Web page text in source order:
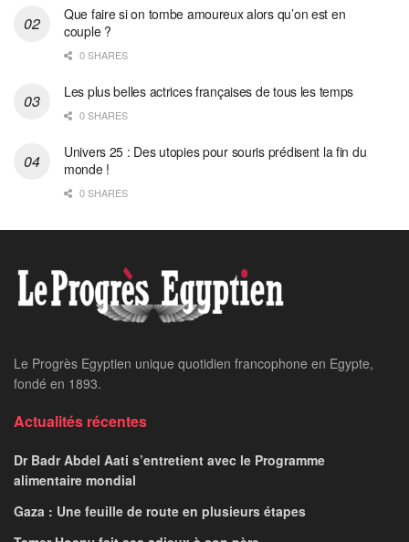
Que faire si on tombe amoureux alors qu’on est en
couple ?
0 SHARES
Les plus belles actrices françaises de tous les temps
0 SHARES
Univers 25 : Des utopies pour souris prédisent la fin du
monde !
0 SHARES
Le Progrès Egyptien unique quotidien francophone en Egypte,
fondé en 1893.
Actualités récentes
Dr Badr Abdel Aati s’entretient avec le Programme
alimentaire mondial
Gaza : Une feuille de route en plusieurs étapes